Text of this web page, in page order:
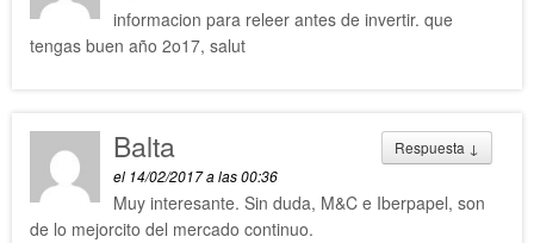
informacion para releer antes de invertir. que
tengas buen año 2o17, salut
Respuesta ↓
Balta
el 14/02/2017 a las 00:36
Muy interesante. Sin duda, M&C e Iberpapel, son
de lo mejorcito del mercado continuo.